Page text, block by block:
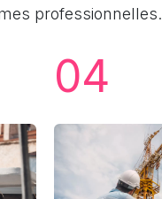
professionnelles.
04